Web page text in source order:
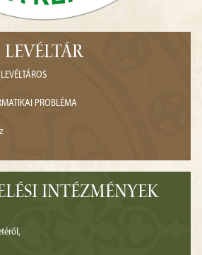
LEVÉLTÁR
PROBLÉMA
INTÉZMÉNYEK